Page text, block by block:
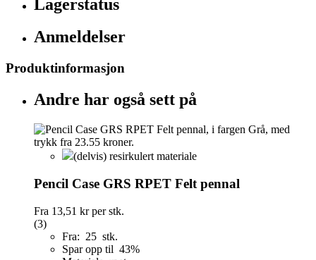
Lagerstatus
Anmeldelser
Produktinformasjon
Andre har også sett på
(delvis) resirkulert materiale
Pencil Case GRS RPET Felt pennal
Fra 13,51 krper stk.
(3)
Fra: 25 stk.
Spar opp til 43%